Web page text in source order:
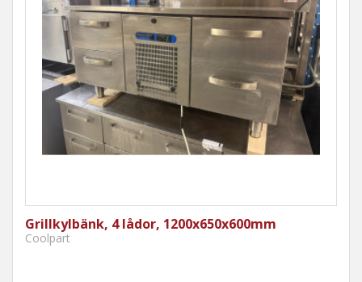
Grillkylbänk, 4 lådor, 1200x650x600mm
Coolpart